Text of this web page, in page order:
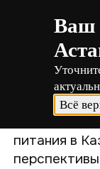
Ваш
Всё
питания в